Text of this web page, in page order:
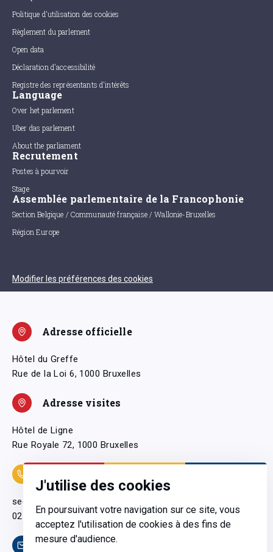
J'utilise des cookies
En poursuivant votre navigation sur ce site, vous
acceptez l'utilisation de cookies à des fins de
mesure d'audience.
Politique d'utilisation des cookies
Règlement du parlement
Open data
Déclaration d'accessibilité
Registre des représentants d'intérêts
Language
Over het parlement
Uber das parlement
About the parliament
Recrutement
Postes à pourvoir
Stage
Assemblée parlementaire de la Francophonie
Section Belgique / Communauté française / Wallonie-Bruxelles
Région Europe
Modifier les préférences des cookies
Adresse officielle
Hôtel du Greffe
Rue de la Loi 6, 1000 Bruxelles
Adresse visites
Hôtel de Ligne
Rue Royale 72, 1000 Bruxelles
secretariatgeneral@pfwb.be
02 506 38 11
Contact